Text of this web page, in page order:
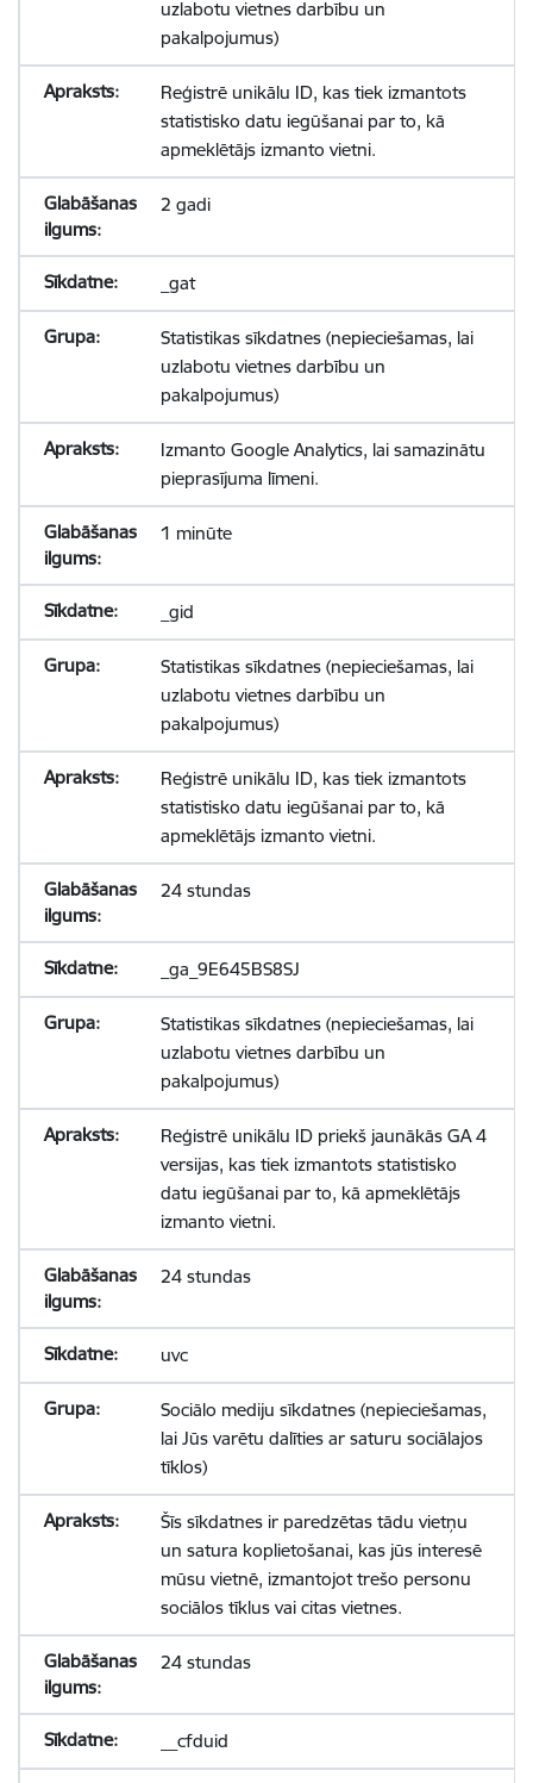
uzlabotu vietnes darbību un
pakalpojumus)
Reģistrē unikālu ID, kas tiek izmantots
statistisko datu iegūšanai par to, kā
apmeklētājs izmanto vietni.
2 gadi
_gat
Statistikas sīkdatnes (nepieciešamas, lai
uzlabotu vietnes darbību un
pakalpojumus)
Izmanto Google Analytics, lai samazinātu
pieprasījuma līmeni.
1 minūte
_gid
Statistikas sīkdatnes (nepieciešamas, lai
uzlabotu vietnes darbību un
pakalpojumus)
Reģistrē unikālu ID, kas tiek izmantots
statistisko datu iegūšanai par to, kā
apmeklētājs izmanto vietni.
24 stundas
_ga_9E645BS8SJ
Statistikas sīkdatnes (nepieciešamas, lai
uzlabotu vietnes darbību un
pakalpojumus)
Reģistrē unikālu ID priekš jaunākās GA 4
versijas, kas tiek izmantots statistisko
datu iegūšanai par to, kā apmeklētājs
izmanto vietni.
24 stundas
uvc
Sociālo mediju sīkdatnes (nepieciešamas,
lai Jūs varētu dalīties ar saturu sociālajos
tīklos)
Šīs sīkdatnes ir paredzētas tādu vietņu
un satura koplietošanai, kas jūs interesē
mūsu vietnē, izmantojot trešo personu
sociālos tīklus vai citas vietnes.
24 stundas
__cfduid